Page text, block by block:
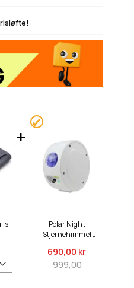
Polar Night
Stjernehimmel
690,00 kr
999,00